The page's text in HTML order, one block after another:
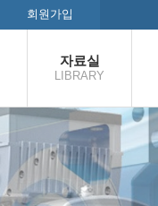
회원가입
자료실
LIBRARY